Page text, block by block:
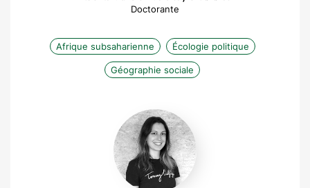
Doctorante
Afrique subsaharienne Écologie politique
Géographie sociale
Thalia
Goldman